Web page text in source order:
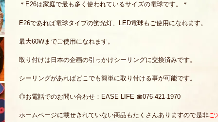
＊E26は家庭で最も多く使われているサイズの電球です。＊
E26であれば電球タイプの蛍光灯、LED電球もご使用になれます。
最大60Wまでご使用になれます。
取り付けは日本の企画の引っかけシーリングに交換済みです。
シーリングがあればどこでも簡単に取り付ける事が可能です。
◎お電話でのお問い合わせ：EASE LIFE ☎076-421-1970
ホームページに載せきれていない商品もたくさんありますので是非ご